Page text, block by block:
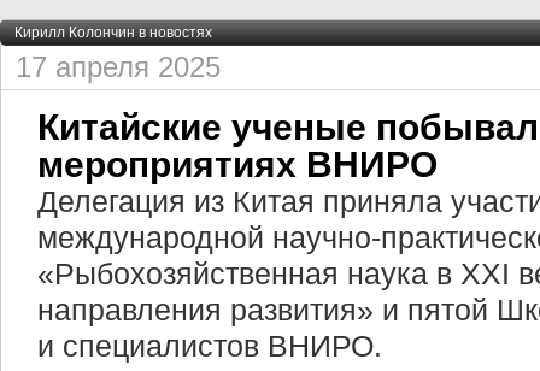
Кирилл Колончин в новостях
17 апреля 2025
Китайские ученые
мероприятиях ВНИРО
Делегация из Китая приняла
международной научно-
«Рыбохозяйственная наука в XXI
направления развития» и пятой
и специалистов ВНИРО.